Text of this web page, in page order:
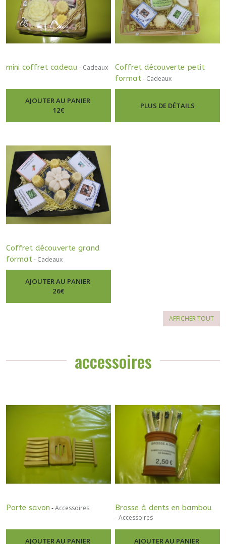
mini coffret cadeau - Cadeaux
AJOUTER AU PANIER
12€
Coffret découverte petit
format- Cadeaux
PLUS DE DÉTAILS
Coffret découverte grand
format- Cadeaux
AJOUTER AU PANIER
26€
AFFICHER TOUT
accessoires
Porte savon -Accessoires
AJOUTER AU PANIER
Brosse à dents en bambou
-Accessoires
AJOUTER AU PANIER